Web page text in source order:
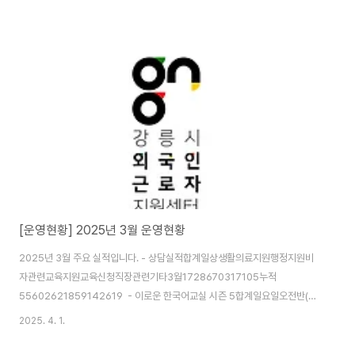
[운영현황] 2025년 3월 운영현황
2025년 3월 주요 실적입니다. - 상담실적합계일상생활의료지원행정지원비
자관련교육지원교육신청직장관련기타3월1728670317105누적
55602621859142619 - 이로운 한국어교실 시즌 5합계일요일오전반(성
인중급)일요일입문반(성인입문)화요일저녁반(성인기초)화/수요일오후반(청소
2025. 4. 1.